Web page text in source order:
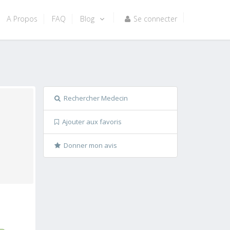
A Propos FAQ Blog Se connecter
Rechercher Medecin
Ajouter aux favoris
Donner mon avis